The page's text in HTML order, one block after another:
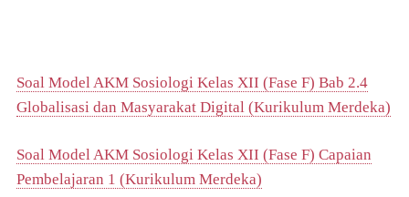
Soal Model AKM Sosiologi Kelas XII (Fase F) Bab 2.4
Globalisasi dan Masyarakat Digital (Kurikulum Merdeka)
Soal Model AKM Sosiologi Kelas XII (Fase F) Capaian
Pembelajaran 1 (Kurikulum Merdeka)